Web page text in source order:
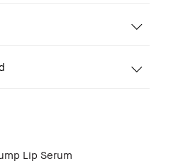
Lip Serum